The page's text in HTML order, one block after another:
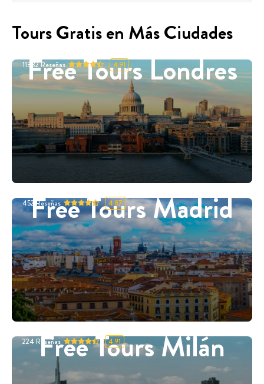
Tours Gratis en Más Ciudades
Free Tours Londres
11332Reseñas 4.91
Free Tours Madrid
452 Reseñas 4.87
Free Tours Milán
224 Reseñas 4.91